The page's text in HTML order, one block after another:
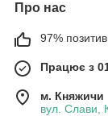
Про нас
97%
Працює з
м. Княжичи
вул. Слави,